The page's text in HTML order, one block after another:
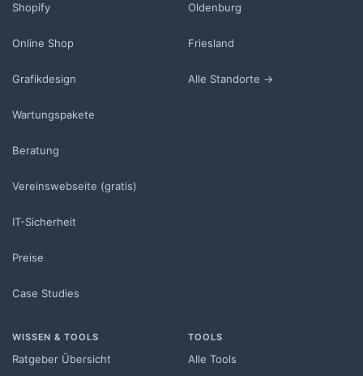
Shopify
Online Shop
Grafikdesign
Wartungspakete
Beratung
Vereinswebseite (gratis)
IT-Sicherheit
Preise
Case Studies
Oldenburg
Friesland
Alle Standorte →
WISSEN & TOOLS
Ratgeber Übersicht
TOOLS
Alle Tools